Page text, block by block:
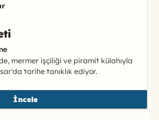
mermer işçiliği ve piramit külahıyla
tarihe tanıklık ediyor.
İncele